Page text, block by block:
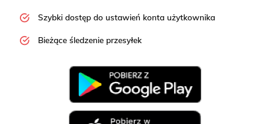
Szybki dostęp do ustawień konta użytkownika
Bieżące śledzenie przesyłek